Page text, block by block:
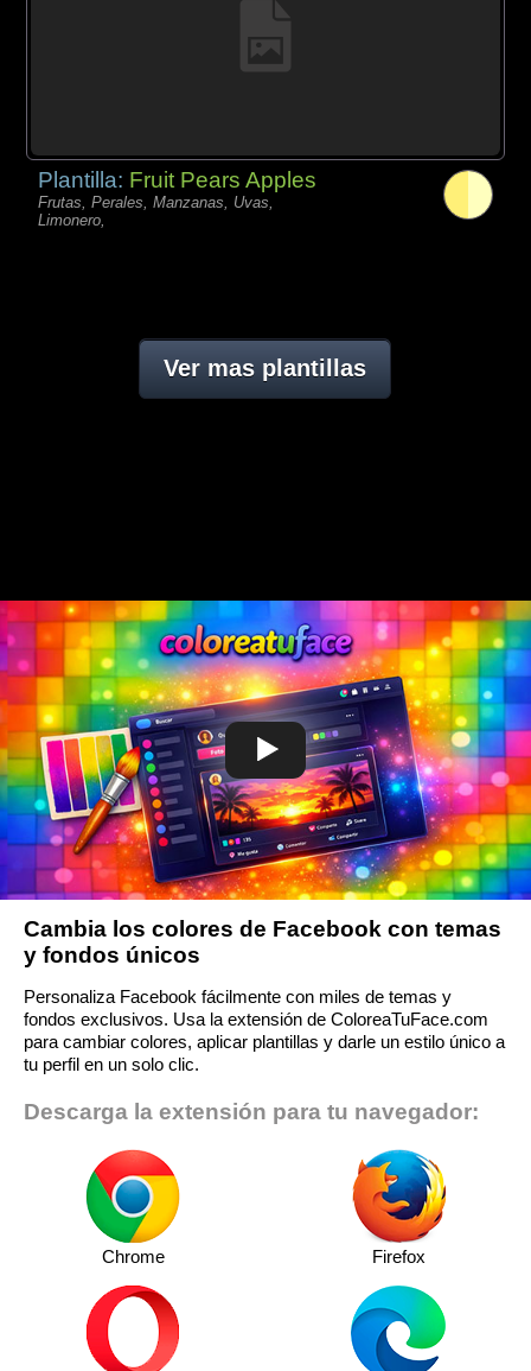
Plantilla: Fruit Pears Apples
Frutas, Perales, Manzanas, Uvas,
Limonero,
Ver mas plantillas
Cambia los colores de Facebook con temas
y fondos únicos
Personaliza Facebook fácilmente con miles de temas y
fondos exclusivos. Usa la extensión de ColoreaTuFace.com
para cambiar colores, aplicar plantillas y darle un estilo único a
tu perfil en un solo clic.
Descarga la extensión para tu navegador:
Chrome Firefox